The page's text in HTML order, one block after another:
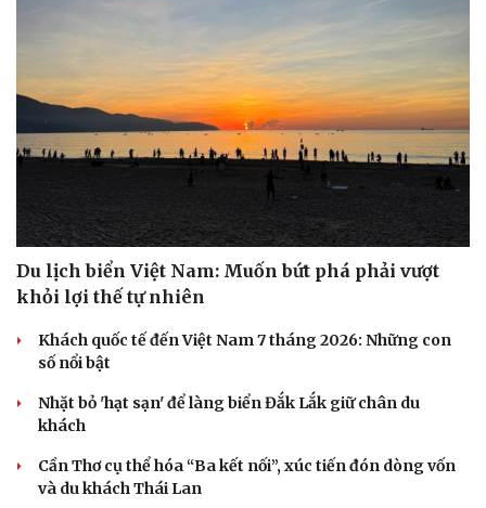
Du lịch biển Việt Nam: Muốn bứt phá phải vượt
khỏi lợi thế tự nhiên
Khách quốc tế đến Việt Nam 7 tháng 2026: Những con
số nổi bật
Nhặt bỏ 'hạt sạn' để làng biển Đắk Lắk giữ chân du
khách
Cần Thơ cụ thể hóa “Ba kết nối”, xúc tiến đón dòng vốn
và du khách Thái Lan